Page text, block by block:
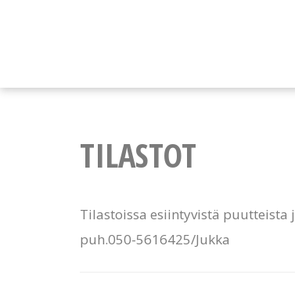
TILASTOT
Tilastoissa esiintyvistä puutteista
puh.050-5616425/Jukka